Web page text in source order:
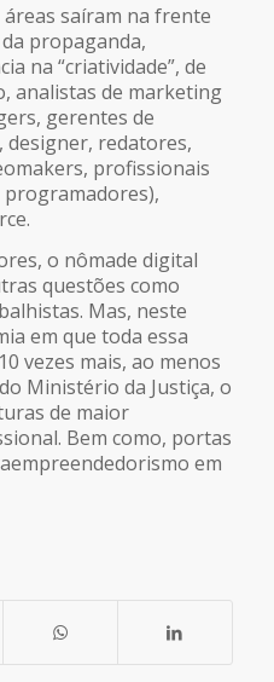
saíram na frente
propaganda,
na “criatividade”, de
analistas de marketing
gerentes de
designer, redatores,
profissionais
programadores),
o nômade digital
questões como
Mas, neste
em que toda essa
vezes mais, ao menos
Ministério da Justiça, o
de maior
Bem como, portas
em